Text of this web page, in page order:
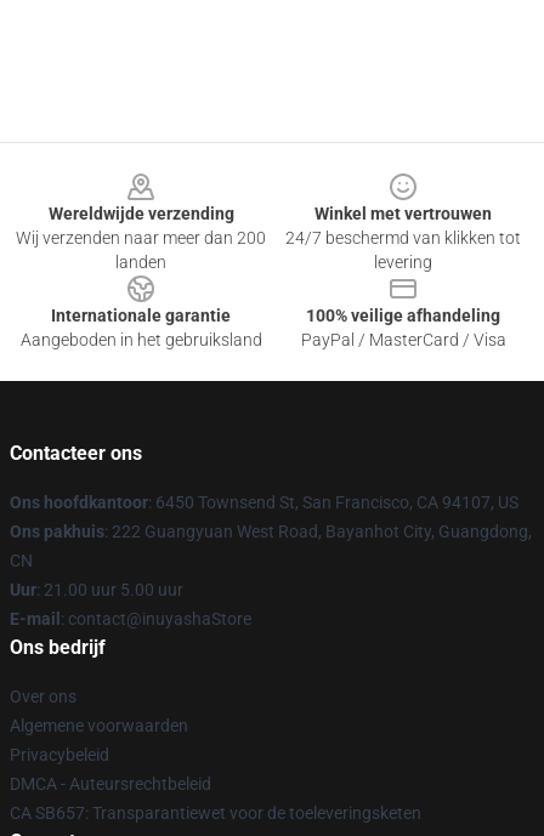
Wereldwijde verzending
Wij verzenden naar meer dan 200
landen
Winkel met vertrouwen
24/7 beschermd van klikken tot
levering
Internationale garantie
Aangeboden in het gebruiksland
100% veilige afhandeling
PayPal / MasterCard / Visa
Contacteer ons
Ons hoofdkantoor: 6450 Townsend St, San Francisco, CA 94107, US
Ons pakhuis: 222 Guangyuan West Road, Bayanhot City, Guangdong,
CN
Uur: 21.00 uur 5.00 uur
E-mail : contact@inuyashaStore
Ons bedrijf
Over ons
Algemene voorwaarden
Privacybeleid
DMCA - Auteursrechtbeleid
CA SB657: Transparantiewet voor de toeleveringsketen